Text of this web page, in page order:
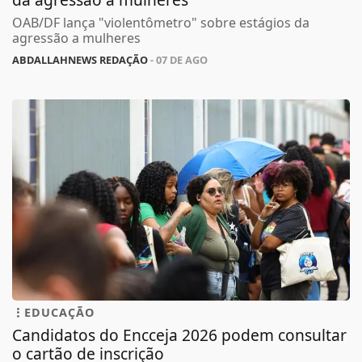
OAB/DF lança "violentômetro" sobre estágios da
agressão a mulheres
ABDALLAHNEWS REDAÇÃO- 07 DE AGO
EDUCAÇÃO
Candidatos do Encceja 2026 podem consultar
o cartão de inscrição